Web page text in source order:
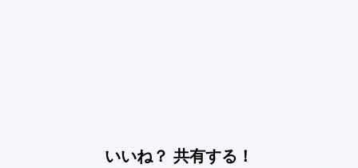
いいね？ 共有する！